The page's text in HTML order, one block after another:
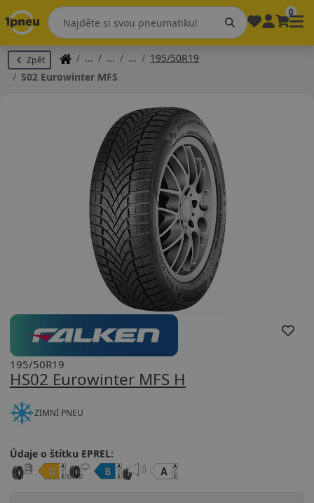
0
Zpět
195/50R19
S02 Eurowinter MFS
HS02 Eurowinter MFS H
195/50R19
ZIMNÍ PNEU
Údaje o štítku EPREL: